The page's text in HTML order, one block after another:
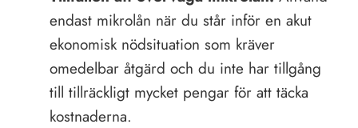
endast mikrolån när du står inför en akut
ekonomisk nödsituation som kräver
omedelbar åtgärd och du inte har tillgång
till tillräckligt mycket pengar för att täcka
kostnaderna.